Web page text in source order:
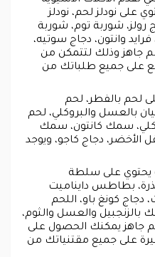
على نودلز لحم، نودلز
رولز، شوربة توم، شوربة
وانتون، دجاج سوتيه،
جاهز وذلك لتتمكن من
على جميع طلباتك من
لحم بالفطر، لحم
بالعسل والبروكلي، لحم
سمك كانتون، سمك
الأخضر، دجاج كاجو، ويوجد
على سلطة
بطاطس دايناميت
دجاج كونغ باو، اللحم
والعسل والثوم،
جاهز يمكنك الحصول على
على جميع مقتنياتك من